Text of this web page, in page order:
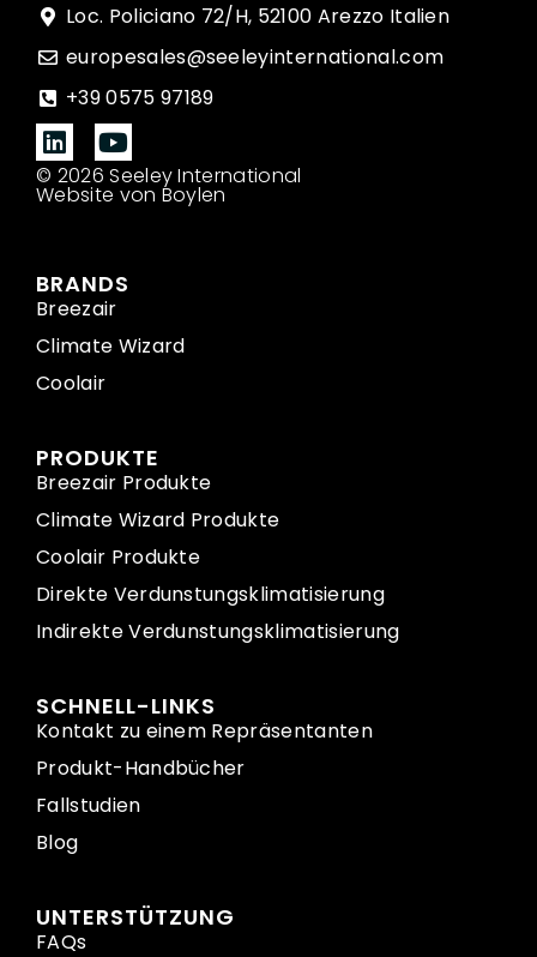
Loc. Policiano 72/H, 52100 Arezzo Italien
europesales@seeleyinternational.com
+39 0575 97189
© 2026 Seeley International
Website von Boylen
BRANDS
Breezair
Climate Wizard
Coolair
PRODUKTE
Breezair Produkte
Climate Wizard Produkte
Coolair Produkte
Direkte Verdunstungsklimatisierung
Indirekte Verdunstungsklimatisierung
SCHNELL-LINKS
Kontakt zu einem Repräsentanten
Produkt-Handbücher
Fallstudien
Blog
UNTERSTÜTZUNG
FAQs